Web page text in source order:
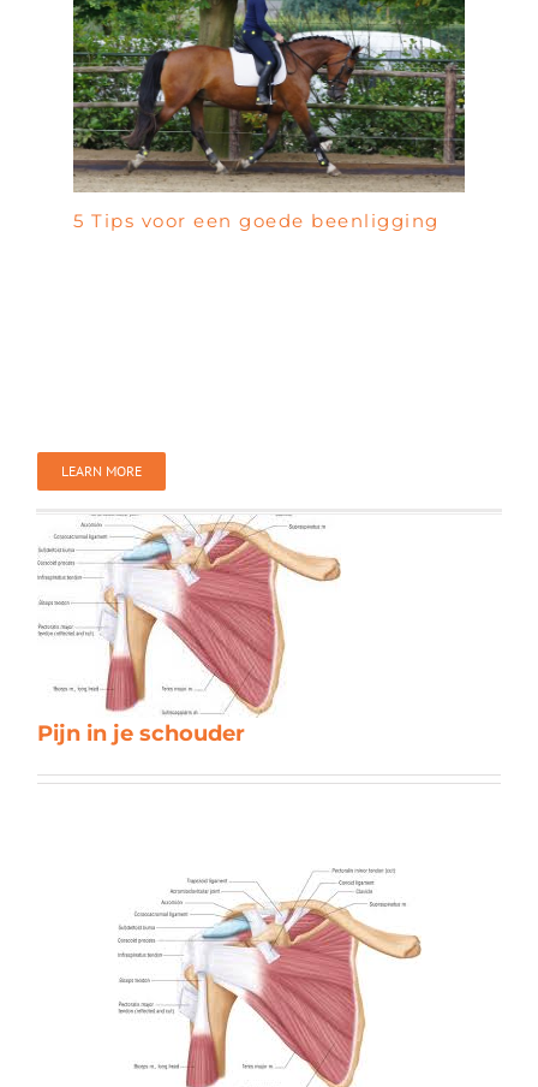
5 Tips voor een goede beenligging
LEARN MORE
Pijn in je schouder